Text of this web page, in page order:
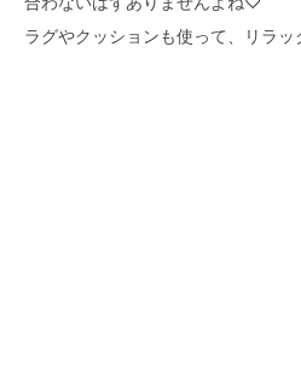
ラグやクッションも使って、リラ